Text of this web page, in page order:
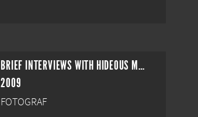
BRIEF INTERVIEWS WITH HIDEOUS MEN
2009
FOTOGRAF